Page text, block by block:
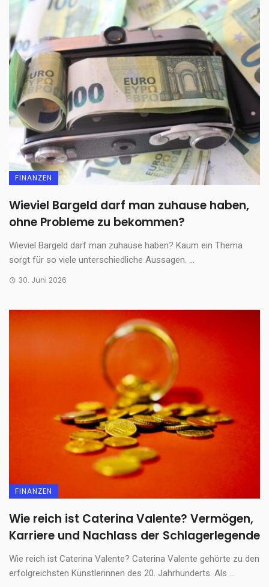
FINANZEN
Wieviel Bargeld darf man zuhause haben,
ohne Probleme zu bekommen?
Wieviel Bargeld darf man zuhause haben? Kaum ein Thema
sorgt für so viele unterschiedliche Aussagen. ...
30. Juni 2026
FINANZEN
Wie reich ist Caterina Valente? Vermögen,
Karriere und Nachlass der Schlagerlegende
Wie reich ist Caterina Valente? Caterina Valente gehörte zu den
erfolgreichsten Künstlerinnen des 20. Jahrhunderts. Als ...